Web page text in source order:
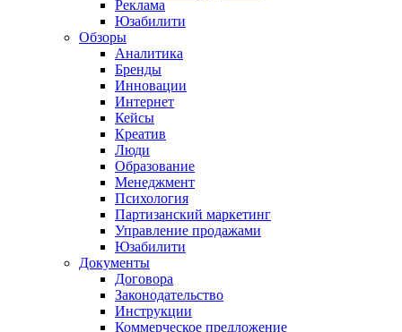
Реклама
Юзабилити
Обзоры
Аналитика
Бренды
Инновации
Интернет
Кейсы
Креатив
Люди
Образование
Менеджмент
Психология
Партизанский маркетинг
Управление продажами
Юзабилити
Документы
Договора
Законодательство
Инструкции
Коммерческое предложение